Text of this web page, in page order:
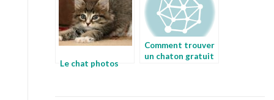
Le chat photos
Comment trouver
un chaton gratuit